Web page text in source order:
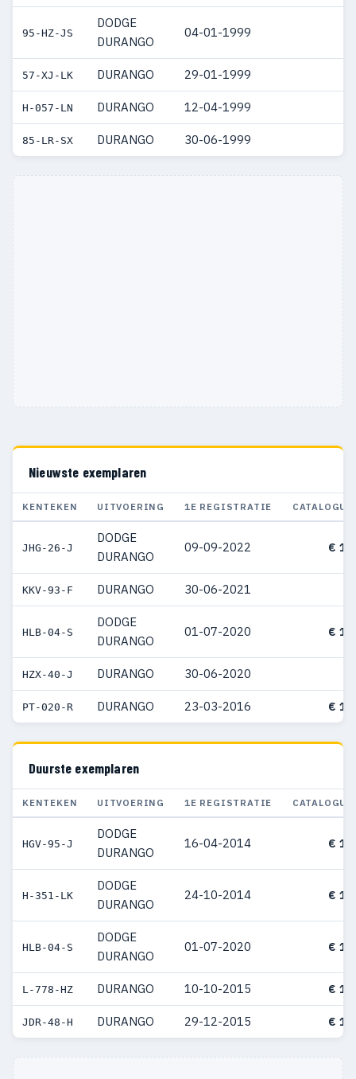
95-HZ-JS
DODGE
DURANGO
04-01-1999
57-XJ-LK DURANGO 29-01-1999
H-057-LN DURANGO 12-04-1999
85-LR-SX DURANGO 30-06-1999
Nieuwste exemplaren
KENTEKEN UITVOERING 1E REGISTRATIE
JHG-26-J
DODGE
DURANGO
09-09-2022 €
KKV-93-F DURANGO 30-06-2021
HLB-04-S
DODGE
DURANGO
01-07-2020 €
HZX-40-J DURANGO 30-06-2020
PT-020-R DURANGO 23-03-2016 €
Duurste exemplaren
KENTEKEN UITVOERING 1E REGISTRATIE
HGV-95-J
DODGE
DURANGO
16-04-2014 €
H-351-LK
DODGE
DURANGO
24-10-2014 €
HLB-04-S
DODGE
DURANGO
01-07-2020 €
L-778-HZ DURANGO 10-10-2015 €
JDR-48-H DURANGO 29-12-2015 €